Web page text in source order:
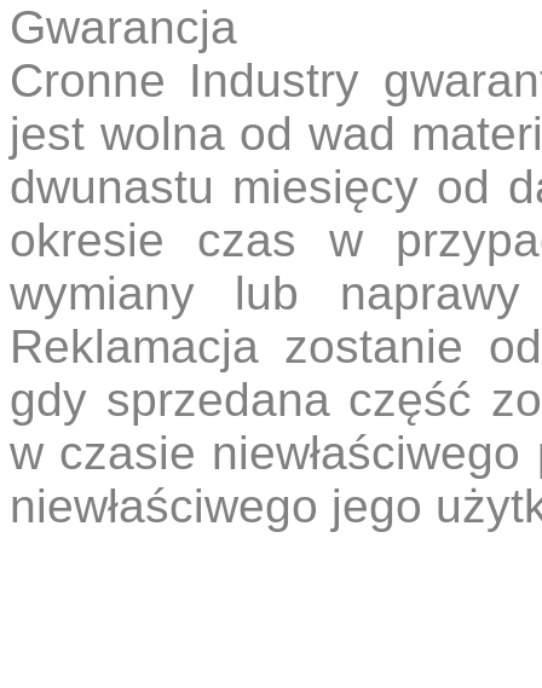
Gwarancja
Cronne Industry
jest wolna od wad
dwunastu miesięcy od
okresie czas w
wymiany lub naprawy
Reklamacja zostanie
gdy sprzedana część
w czasie
niewłaściwego jego